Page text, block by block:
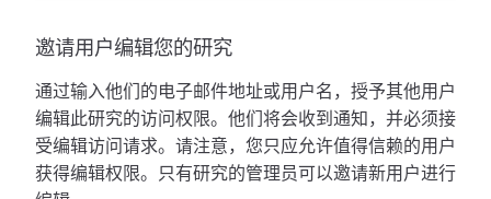
邀请用户编辑您的研究
通过输入他们的电子邮件地址或用户名，授予其他用户
编辑此研究的访问权限。他们将会收到通知，并必须接
受编辑访问请求。请注意，您只应允许值得信赖的用户
获得编辑权限。只有研究的管理员可以邀请新用户进行